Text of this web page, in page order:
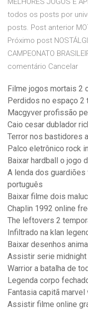
todos os posts por
posts. Post anterior
Próximo post
CAMPEONATO
comentário Cancelar
Filme jogos mortais 2
Perdidos no espaço 2
Macgyver profissão
Caio cesar dublador
Terror nos bastidores
Palco eletrônico rock
Baixar hardball o jogo
A lenda dos
português
Baixar filme dois
Chaplin 1992 online
The leftovers 2
Infiltrado na klan
Baixar desenhos
Assistir serie midnight
Warrior a batalha de
Legenda corpo
Fantasia capitã
Assistir filme online